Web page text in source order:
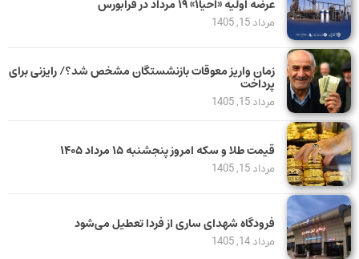
عرضه اولیه «احیا۱» ۱۹ مرداد در فرابورس
مرداد 15, 1405
زمان واریز معوقات بازنشستگان مشخص شد؟/ رایزنی برای
پرداخت
مرداد 15, 1405
قیمت طلا و سکه امروز پنجشنبه ۱۵ مرداد ۱۴۰۵
مرداد 15, 1405
فرودگاه شهدای ساری از فردا تعطیل می‌شود
مرداد 14, 1405